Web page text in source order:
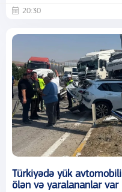
20:30
Türkiyədə yük
ölən və yaralananlar var